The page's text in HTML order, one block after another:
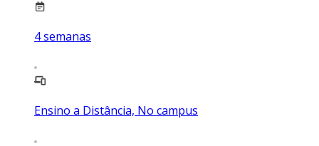
4semanas
Ensino a Distância, No campus